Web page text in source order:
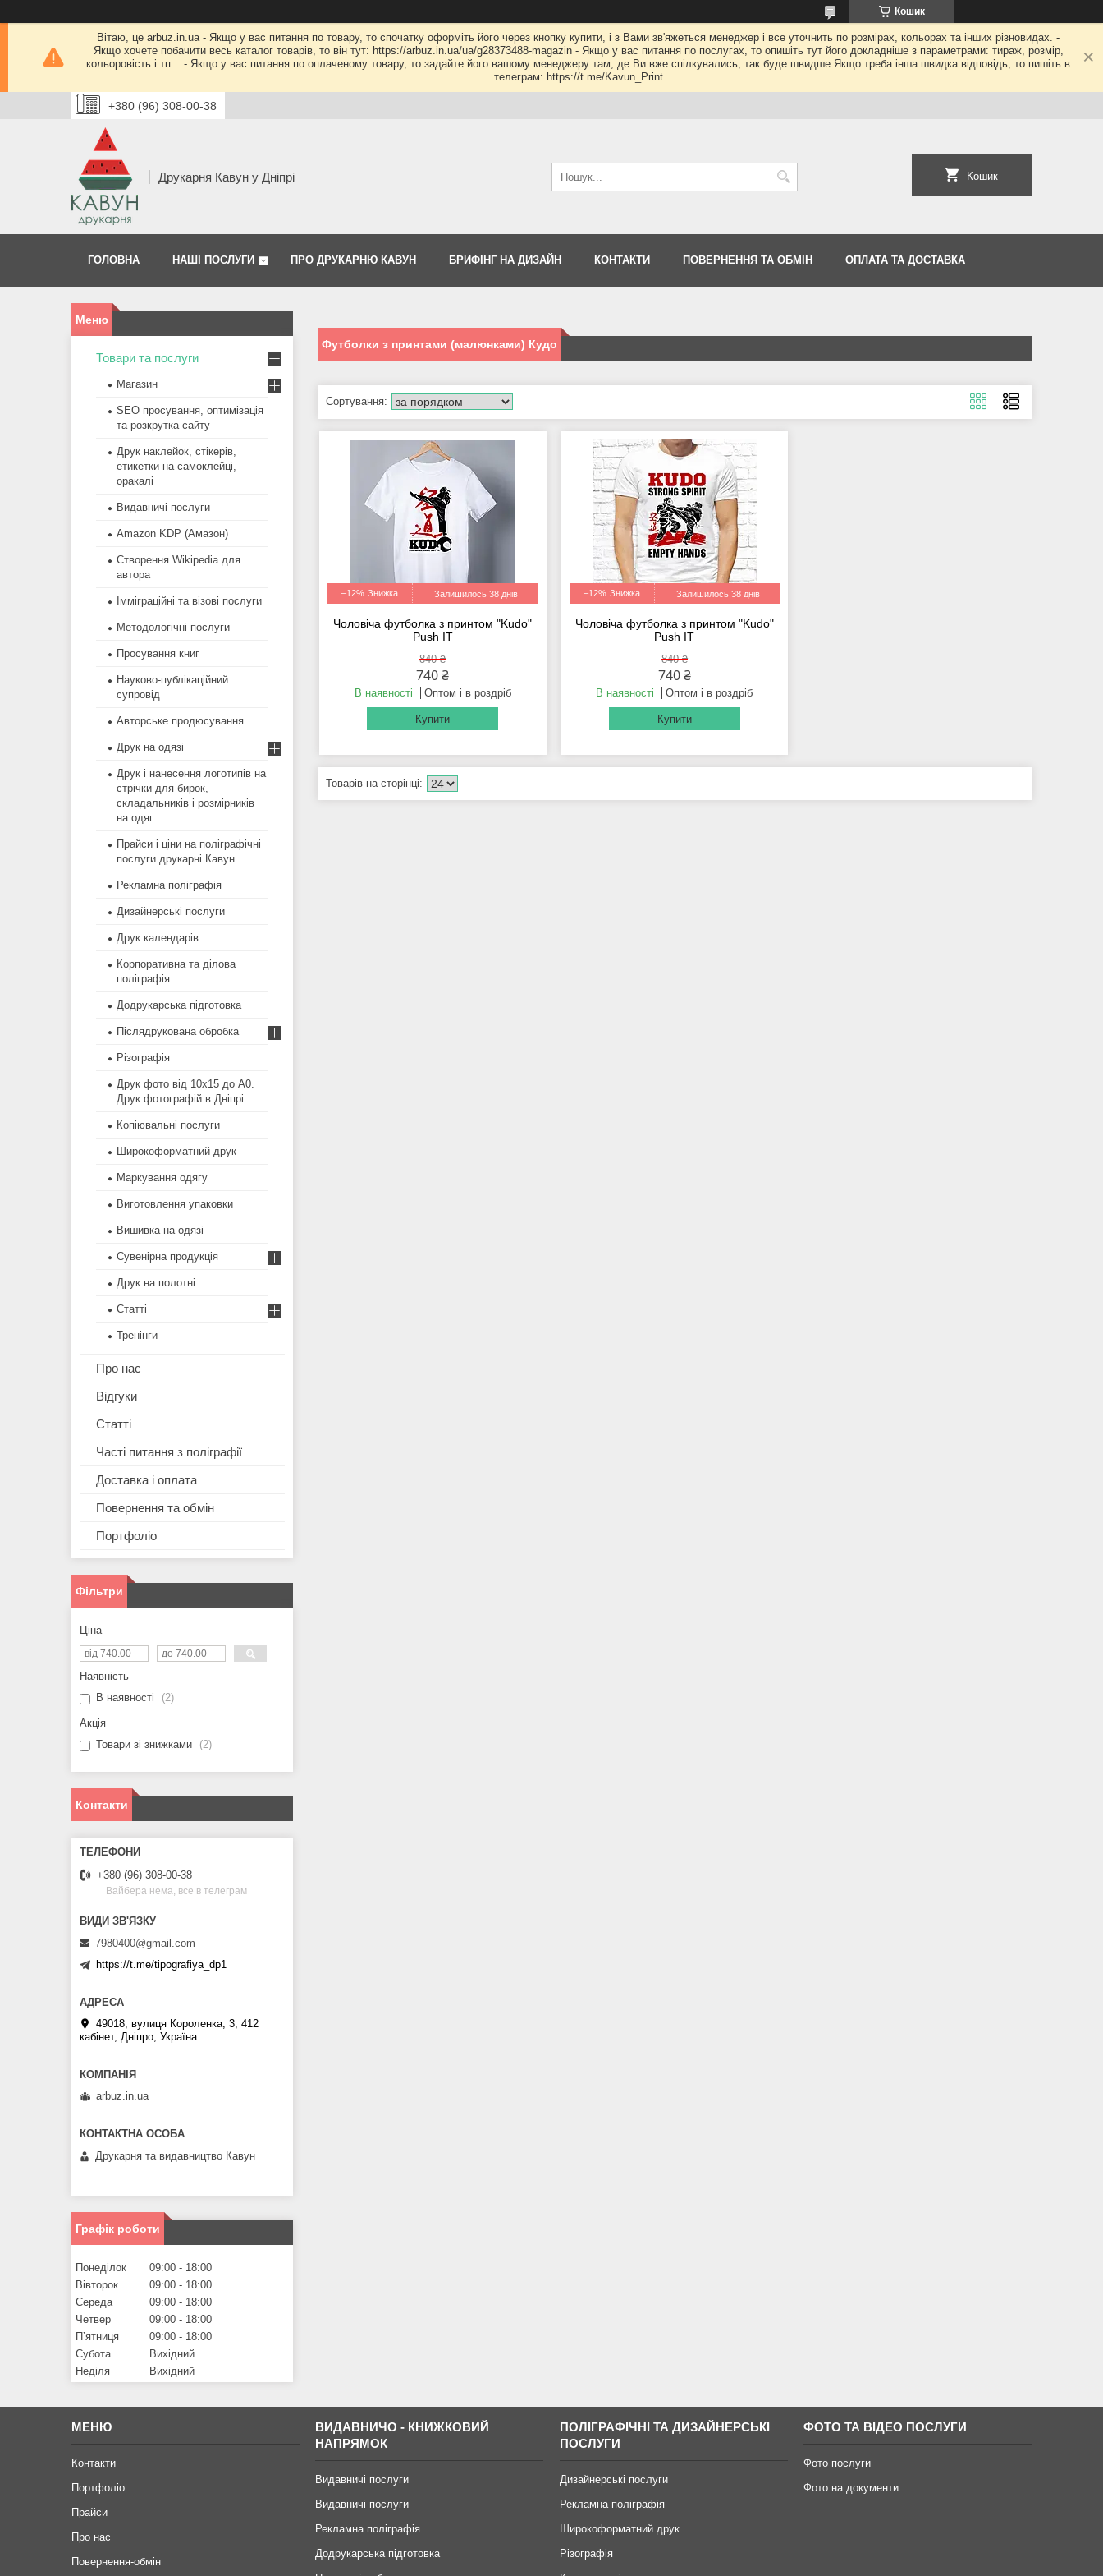
Кошик
Вітаю, це arbuz.in.ua - Якщо у вас питання по товару, то спочатку оформіть його через кнопку купити, і з Вами зв'яжеться менеджер і все уточнить по розмірах, кольорах та інших різновидах. -
Якщо хочете побачити весь каталог товарів, то він тут: https://arbuz.in.ua/ua/g28373488-magazin - Якщо у вас питання по послугах, то опишіть тут його докладніше з параметрами: тираж, розмір,
кольоровість і тп... - Якщо у вас питання по оплаченому товару, то задайте його вашому менеджеру там, де Ви вже спілкувались, так буде швидше Якщо треба інша швидка відповідь, то пишіть в
телеграм: https://t.me/Kavun_Print
+380 (96) 308-00-38
Друкарня Кавун у Дніпрі Кошик
ГОЛОВНА НАШІ ПОСЛУГИ ПРО ДРУКАРНЮ КАВУН БРИФІНГ НА ДИЗАЙН КОНТАКТИ ПОВЕРНЕННЯ ТА ОБМІН ОПЛАТА ТА ДОСТАВКА
Футболки з принтами (малюнками) Кудо
–12% Залишилось 38 днів
Чоловіча футболка з принтом "Kudo"
Push IT
840 ₴
740 ₴
В наявності Оптом і в роздріб
Купити
–12% Залишилось 38 днів
Чоловіча футболка з принтом "Kudo"
Push IT
840 ₴
740 ₴
В наявності Оптом і в роздріб
Купити
Товари та послуги
Магазин
SEO просування, оптимізація
та розкрутка сайту
Друк наклейок, стікерів,
етикетки на самоклейці,
оракалі
Видавничі послуги
Amazon KDP (Амазон)
Створення Wikipedia для
автора
Імміграційні та візові послуги
Методологічні послуги
Просування книг
Науково-публікаційний
супровід
Авторське продюсування
Друк на одязі
Друк і нанесення логотипів на
стрічки для бирок,
складальників і розмірників
на одяг
Прайси і ціни на поліграфічні
послуги друкарні Кавун
Рекламна поліграфія
Дизайнерські послуги
Друк календарів
Корпоративна та ділова
поліграфія
Додрукарська підготовка
Післядрукована обробка
Різографія
Друк фото від 10х15 до А0.
Друк фотографій в Дніпрі
Копіювальні послуги
Широкоформатний друк
Маркування одягу
Виготовлення упаковки
Вишивка на одязі
Сувенірна продукція
Друк на полотні
Статті
Тренінги
Про нас
Відгуки
Статті
Часті питання з поліграфії
Доставка і оплата
Повернення та обмін
Портфоліо
Фільтри
Ціна
Наявність
В наявності
2
Акція
Товари зі знижками
2
Контакти
+380 (96) 308-00-38
Вайбера нема, все в телеграм
7980400@gmail.com
https://t.me/tipografiya_dp1
49018, вулиця Короленка, 3, 412
кабінет, Дніпро, Україна
arbuz.in.ua
Друкарня та видавництво Кавун
Графік роботи
Понеділок 09:00
18:00
Вівторок
09:00
18:00
Середа
09:00
18:00
Четвер
09:00
18:00
Пʼятниця
09:00
18:00
Субота
Вихідний
Неділя
Вихідний
МЕНЮ
Контакти
Портфоліо
Прайси
Про нас
Повернення-обмін
ВИДАВНИЧО - КНИЖКОВИЙ
НАПРЯМОК
Видавничі послуги
Видавничі послуги
Рекламна поліграфія
Додрукарська підготовка
ПОЛІГРАФІЧНІ ТА ДИЗАЙНЕРСЬКІ
ПОСЛУГИ
Дизайнерські послуги
Рекламна поліграфія
Широкоформатний друк
Різографія
ФОТО ТА ВІДЕО ПОСЛУГИ
Фото послуги
Фото на документи